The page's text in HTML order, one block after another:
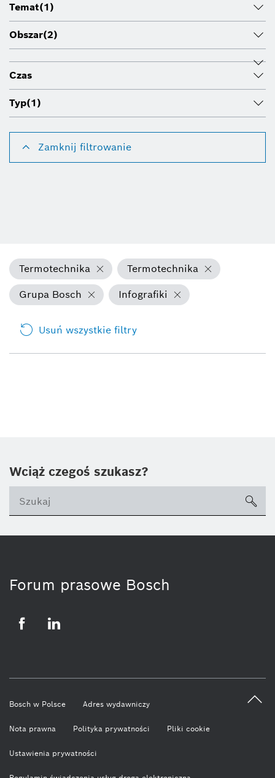
Temat(1)
Obszar(2)
Czas
Typ(1)
Zamknij filtrowanie
Termotechnika
Termotechnika
Grupa Bosch
Infografiki
Usuń wszystkie filtry
Wciąż czegoś szukasz?
Forum prasowe Bosch
Bosch w Polsce Adres wydawniczy
Nota prawna Polityka prywatności Pliki cookie
Ustawienia prywatności